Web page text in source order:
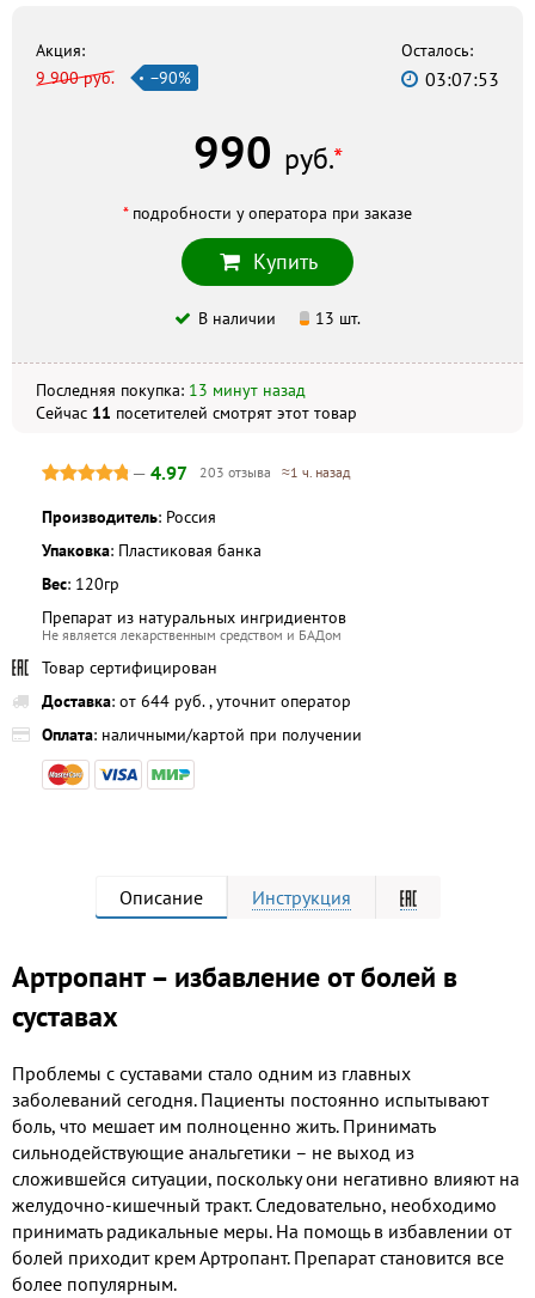
г. Воронеж, Победы бульвар, 7, +7 (473) 274–72–79
Фармия
г. Воронеж, Ленина площадь, 9, +7 (473) 255–16–61
Зеленая аптека
г. Воронеж, ул. Кирова, 24, +7 (473) 277–82–27
заказа на сайте.
Не является публичной офертой. Комплектация и
внешний вид могут отличаться, в зависимости от партии.
Акция:
9 900 руб.
−90%
Осталось:
03:07:52
990 руб.*
*подробности у оператора при заказе
Купить
В наличии 13 шт.
Последняя покупка: 13 минут назад
Сейчас 11 посетителей смотрят этот товар
— 4.97 203 отзыва ≈1 ч. назад
Производитель: Россия
Упаковка: Пластиковая банка
Вес: 120гр
Препарат из натуральных ингридиентов
Не является лекарственным средством и БАДом
Товар сертифицирован
Доставка: от 644 руб. , уточнит оператор
Оплата: наличными/картой при получении
Описание Инструкция
Артропант – избавление от болей в
суставах
Проблемы с суставами стало одним из главных
заболеваний сегодня. Пациенты постоянно испытывают
боль, что мешает им полноценно жить. Принимать
сильнодействующие анальгетики – не выход из
сложившейся ситуации, поскольку они негативно влияют на
желудочно-кишечный тракт. Следовательно, необходимо
принимать радикальные меры. На помощь в избавлении от
болей приходит крем Артропант. Препарат становится все
более популярным.